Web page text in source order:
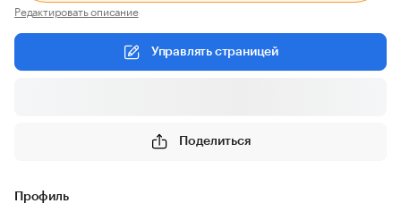
Редактировать описание
Управлять страницей
Поделиться
Профиль